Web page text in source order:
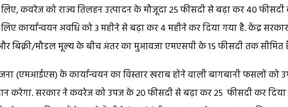
कवरेज को राज्य तिलहन उत्पादन के मौजूदा 25 फीसदी से बढ़ा कर 40
कार्यान्वयन अवधि को 3 महीने से बढ़ा कर 4 महीने कर दिया गया है. केंद्र सरकार
बिक्री/मौडल मूल्य के बीच अंतर का मुआवजा एमएसपी के 15 फीसदी तक सीमित
(एमआईएस) के कार्यान्वयन का विस्तार खराब होने वाली बागबानी फसलों को
करेगा. सरकार ने कवरेज को उपज के 20 फीसदी से बढ़ा कर 25 फीसदी कर